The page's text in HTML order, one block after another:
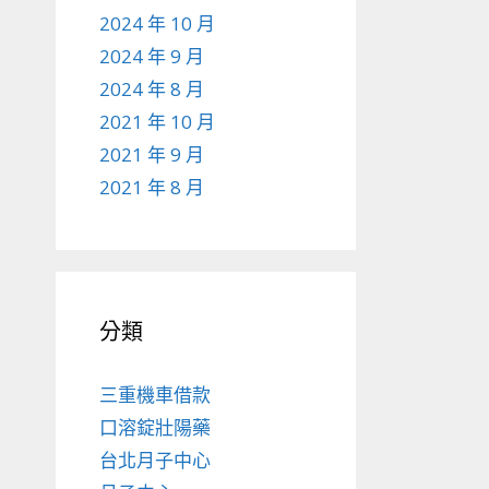
2024 年 10 月
2024 年 9 月
2024 年 8 月
2021 年 10 月
2021 年 9 月
2021 年 8 月
分類
三重機車借款
口溶錠壯陽藥
台北月子中心